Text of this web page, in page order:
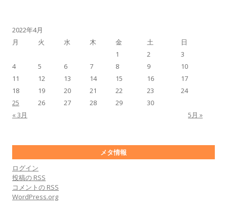
2022年4月
月
火 水 木 金 土 日
« 3月 5月 »
1 2
3
4
5 6 7 8 9
10
11
12 13 14 15 16
17
18
19 20 21 22 23
24
25
26 27 28 29 30
メタ情報
ログイン
投稿の RSS
コメントの RSS
WordPress.org